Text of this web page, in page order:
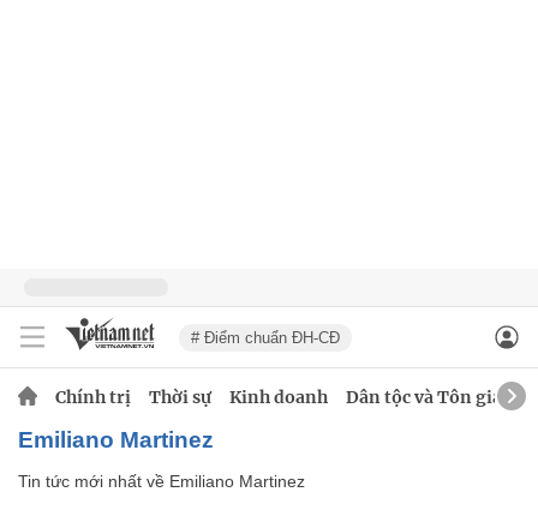
# Điểm chuẩn ĐH-CĐ
Chính trị Thời sự Kinh doanh Dân tộc và Tôn giáo
Emiliano Martinez
Tin tức mới nhất về Emiliano Martinez